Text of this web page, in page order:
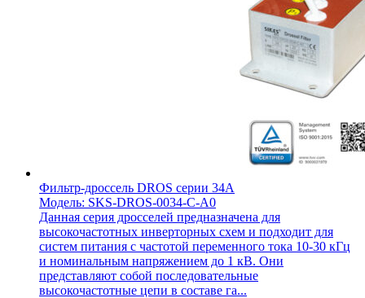
Фильтр-дроссель DROS серии 34A
Модель: SKS-DROS-0034-C-A0
Данная серия дросселей предназначена для
высокочастотных инверторных схем и подходит для
систем питания с частотой переменного тока 10-30 кГц
и номинальным напряжением до 1 кВ. Они
представляют собой последовательные
высокочастотные цепи в составе га...